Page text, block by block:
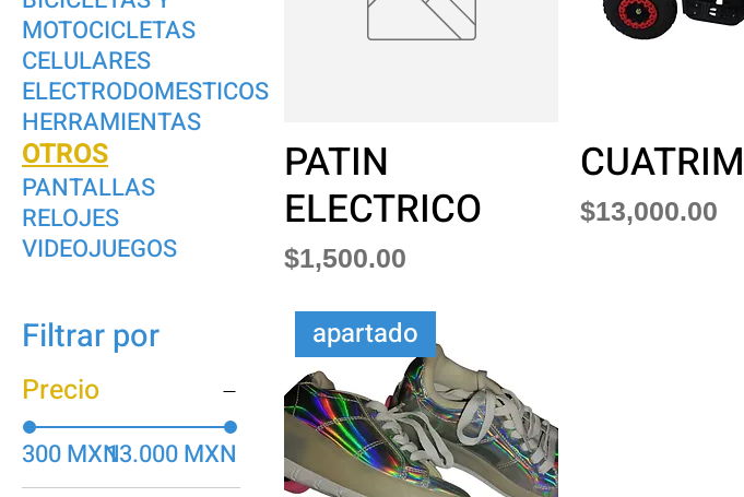
MOTOCICLETAS
CELULARES
ELECTRODOMESTICOS
HERRAMIENTAS
OTROS
PANTALLAS
RELOJES
VIDEOJUEGOS
Filtrar por
Precio
300 MXN13.000 MXN
PATIN
ELECTRICO
Precio
$1,500.00
Precio
$13,000.00
apartado